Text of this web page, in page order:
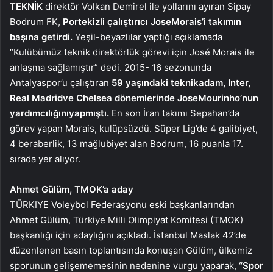
TEKNİK direktör Volkan Demirel ile yollarını ayıran Sipay
Bodrum FK, Portekizli çalıştırıcı JoseMorais’i takımın
başına getirdi. Yeşil-beyazlılar yaptığı açıklamada
“Kulübümüz teknik direktörlük görevi için José Morais ile
anlaşma sağlamıştır” dedi. 2015- 16 sezonunda
Antalyaspor’u çalıştıran 59 yaşındaki teknikadam, Inter,
Real Madridve Chelsea dönemlerinde JoseMourinho’nun
yardımcılığınıyapmıştı. En son İran takımı Sepahan’da
görev yapan Morais, kulüpsüzdü. Süper Lig’de 4 galibiyet,
4 beraberlik, 13 mağlubiyet alan Bodrum, 16 puanla 17.
sırada yer alıyor.
Ahmet Gülüm, TMOK’a aday
TÜRKIYE Voleybol Federasyonu eski başkanlarından
Ahmet Gülüm, Türkiye Milli Olimpiyat Komitesi (TMOK)
başkanlığı için adaylığını açıkladı. İstanbul Maslak 42’de
düzenlenen basın toplantısında konuşan Gülüm, ülkemiz
sporunun gelişememesinin nedenine vurgu yaparak, “Spor